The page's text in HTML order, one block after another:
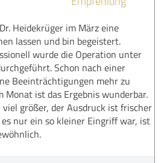
Heidekrüger im März eine
lassen und bin begeistert.
wurde die Operation unter
Schon nach einer
Beeinträchtigungen mehr zu
Monat ist das Ergebnis wunderbar.
viel größer, der Ausdruck ist frischer
nur ein so kleiner Eingriff war, ist